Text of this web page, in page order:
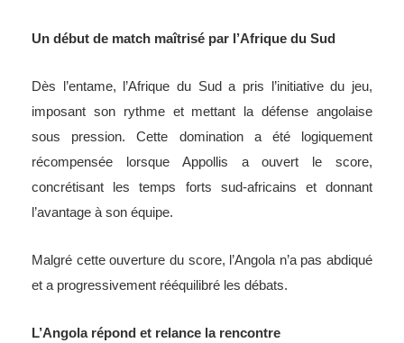
Un début de match maîtrisé par l’Afrique du Sud
Dès l’entame, l’Afrique du Sud a pris l’initiative du jeu,
imposant son rythme et mettant la défense angolaise
sous pression. Cette domination a été logiquement
récompensée lorsque Appollis a ouvert le score,
concrétisant les temps forts sud-africains et donnant
l’avantage à son équipe.
Malgré cette ouverture du score, l’Angola n’a pas abdiqué
et a progressivement rééquilibré les débats.
L’Angola répond et relance la rencontre